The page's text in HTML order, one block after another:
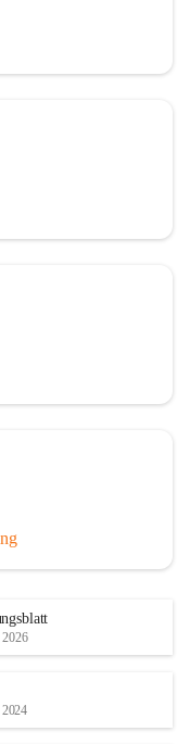
2026